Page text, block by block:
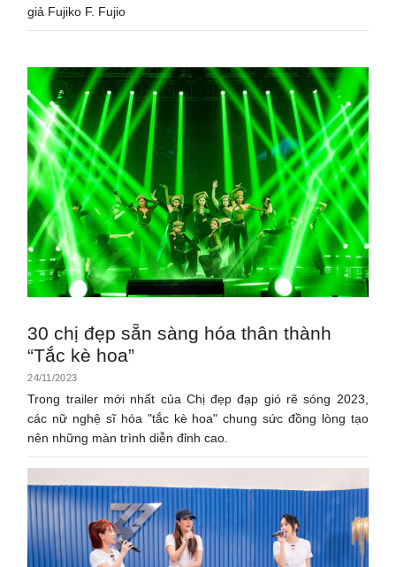
giả Fujiko F. Fujio
30 chị đẹp sẵn sàng hóa thân thành
“Tắc kè hoa”
24/11/2023
Trong trailer mới nhất của Chị đẹp đạp gió rẽ sóng 2023,
các nữ nghệ sĩ hóa "tắc kè hoa" chung sức đồng lòng tạo
nên những màn trình diễn đỉnh cao.